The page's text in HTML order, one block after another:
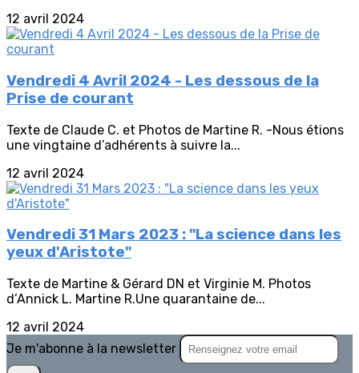
12 avril 2024
Vendredi 4 Avril 2024 - Les dessous de la
Prise de courant
Texte de Claude C. et Photos de Martine R. -Nous étions
une vingtaine d’adhérents à suivre la...
12 avril 2024
Vendredi 31 Mars 2023 : "La science dans les
yeux d'Aristote"
Texte de Martine & Gérard DN et Virginie M. Photos
d’Annick L. Martine R.Une quarantaine de...
12 avril 2024
Je m'abonne à la newsletter